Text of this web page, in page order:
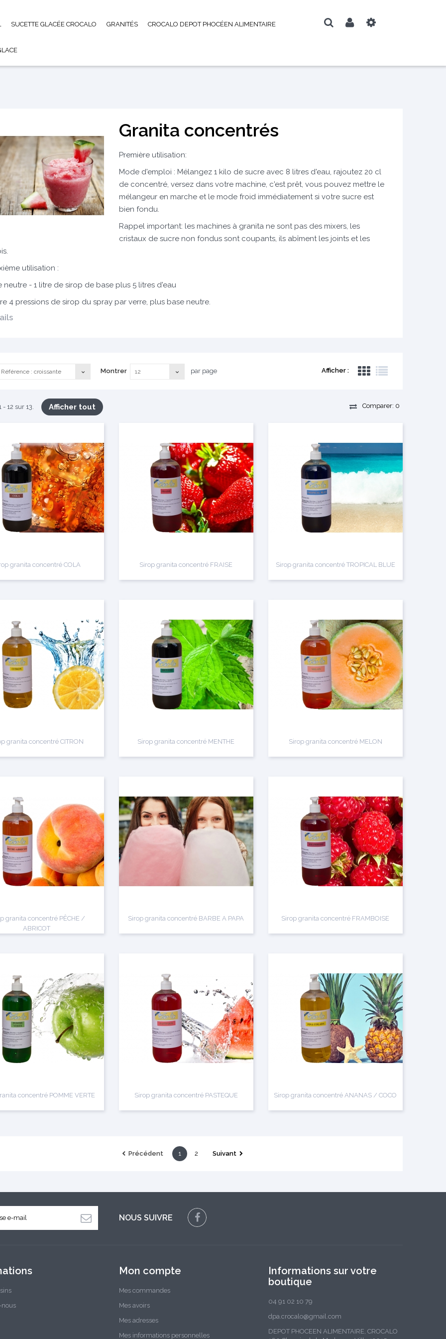
SUCETTE GLACÉE CROCALO GRANITÉS CROCALO DEPOT PHOCÉEN ALIMENTAIRE
Granita concentrés
Première utilisation:
Mode d'emploi : Mélangez 1 kilo de sucre avec 8 litres d'eau, rajoutez 20 cl
de concentré, versez dans votre machine, c'est prêt, vous pouvez mettre le
mélangeur en marche et le mode froid immédiatement si votre sucre est
bien fondu.
Rappel important: les machines à granita ne sont pas des mixers, les
cristaux de sucre non fondus sont coupants, ils abîment les joints et les
utilisation :
neutre - 1 litre de sirop de base plus 5 litres d'eau
4 pressions de sirop du spray par verre, plus base neutre.
Afficher :
Référence : croissante Montrer 12 par page
- 12 sur 13. Afficher tout Comparer: 0
granita concentré COLA Sirop granita concentré FRAISE Sirop granita concentré TROPICAL BLUE
granita concentré CITRON Sirop granita concentré MENTHE Sirop granita concentré MELON
granita concentré PÊCHE /
ABRICOT
Sirop granita concentré BARBE A PAPA Sirop granita concentré FRAMBOISE
concentré POMME VERTE Sirop granita concentré PASTEQUE Sirop granita concentré ANANAS / COCO
Précédent 1 2 Suivant
NOUS SUIVRE
nous
Mon compte
Mes commandes
Mes avoirs
Mes adresses
Mes informations personnelles
Informations sur votre
boutique
04 91 02 10 79
dpa.crocalo@gmail.com
DEPOT PHOCEEN ALIMENTAIRE, CROCALO